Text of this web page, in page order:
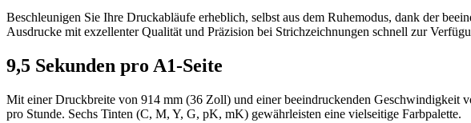
Beschleunigen Sie Ihre Druckabläufe erheblich, selbst aus dem Ruhemodus, dank der
Ausdrucke mit exzellenter Qualität und Präzision bei Strichzeichnungen schnell zur
9,5 Sekunden pro A1-Seite
Mit einer Druckbreite von 914 mm (36 Zoll) und einer beeindruckenden
pro Stunde. Sechs Tinten (C, M, Y, G, pK, mK) gewährleisten eine vielseitige Farbpalette.